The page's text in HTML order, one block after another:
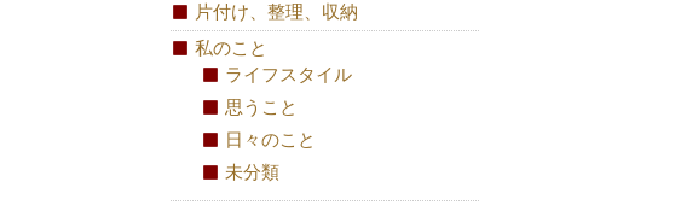
片付け、整理、収納
私のこと
ライフスタイル
思うこと
日々のこと
未分類